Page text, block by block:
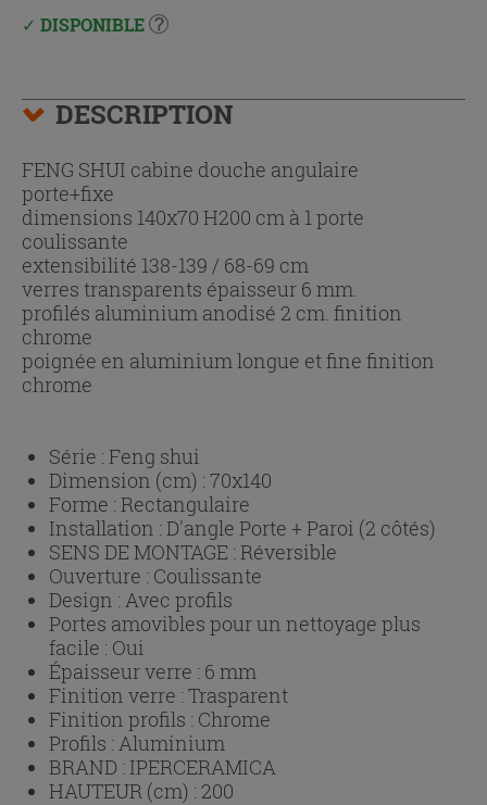
DISPONIBLE
DESCRIPTION
FENG SHUI cabine douche angulaire
porte+fixe
dimensions 140x70 H200 cm à 1 porte
coulissante
extensibilité 138-139 / 68-69 cm
verres transparents épaisseur 6 mm.
profilés aluminium anodisé 2 cm. finition
chrome
poignée en aluminium longue et fine finition
chrome
Série :Feng shui
Dimension (cm) :70x140
Forme :Rectangulaire
Installation :D'angle Porte + Paroi (2 côtés)
SENS DE MONTAGE :Réversible
Ouverture : Coulissante
Design : Avec profils
Portes amovibles pour un nettoyage plus
facile : Oui
Épaisseur verre : 6 mm
Finition verre :Trasparent
Finition profils : Chrome
Profils : Aluminium
BRAND : IPERCERAMICA
HAUTEUR (cm) : 200